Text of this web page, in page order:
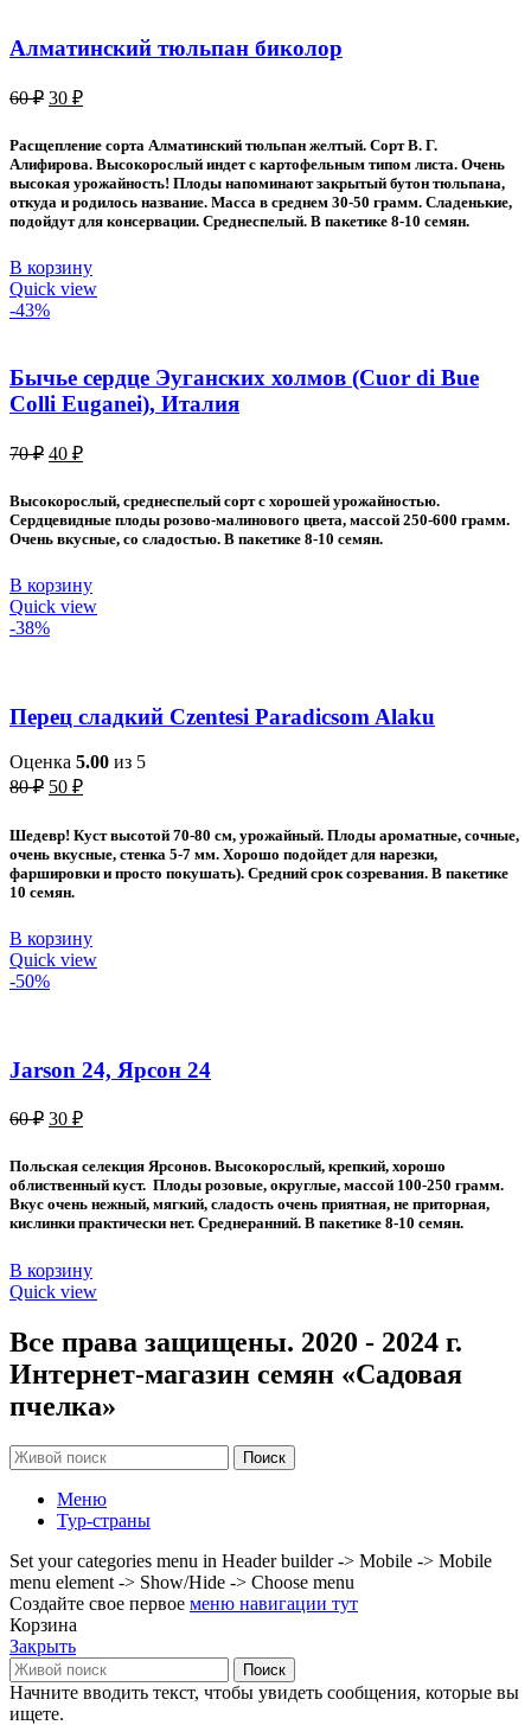
Алматинский тюльпан биколор
60₽ Первоначальная
60 ₽.
30 ₽Текущая
30 ₽.
Расщепление сорта Алматинский тюльпан желтый. Сорт В. Г.
Алифирова. Высокорослый индет с картофельным типом листа. Очень
высокая урожайность! Плоды напоминают закрытый бутон тюльпана,
откуда и родилось название. Масса в среднем 30-50 грамм. Сладенькие,
подойдут для консервации. Среднеспелый. В пакетике 8-10 семян.
В корзину
Quick view
-43%
Бычье сердце Эуганских холмов (Cuor di Bue
Colli Euganei), Италия
70₽ Первоначальная
составляла
70 ₽.
40 ₽Текущая
40 ₽.
Высокорослый, среднеспелый сорт с хорошей урожайностью.
Сердцевидные плоды розово-малинового цвета, массой 250-600 грамм.
Очень вкусные, со сладостью. В пакетике 8-10 семян.
В корзину
Quick view
-38%
Перец сладкий Czentesi Paradicsom Alaku
Оценка 5.00 из 5
80₽ Первоначальная
составляла
80 ₽.
50 ₽Текущая
50 ₽.
Шедевр! Куст высотой 70-80 см, урожайный. Плоды ароматные, сочные,
очень вкусные, стенка 5-7 мм. Хорошо подойдет для нарезки,
фаршировки и просто покушать). Средний срок созревания. В пакетике
10 семян.
В корзину
Quick view
-50%
Jarson 24, Ярсон 24
60₽ Первоначальная
60 ₽.
30 ₽Текущая
30 ₽.
Польская селекция Ярсонов. Высокорослый, крепкий, хорошо
облиственный куст. Плоды розовые, округлые, массой 100-250 грамм.
Вкус очень нежный, мягкий, сладость очень приятная, не приторная,
кислинки практически нет. Среднеранний. В пакетике 8-10 семян.
В корзину
Quick view
Все права защищены. 2020 - 2024 г.
Интернет-магазин семян «Садовая
пчелка»
Поиск
Меню
Тур-страны
Set your categories menu in Header builder -> Mobile -> Mobile
menu element -> Show/Hide -> Choose menu
Создайте свое первое меню навигации тут
Корзина
Закрыть
Поиск
Начните вводить текст, чтобы увидеть сообщения, которые вы
ищете.